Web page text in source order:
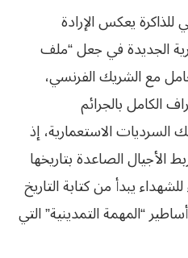
يعكس الإرادة
الجديدة في جعل “ملف
مع الشريك الفرنسي،
الكامل بالجرائم
السرديات الاستعمارية، إذ
الأجيال الصاعدة بتاريخها
يبدأ من كتابة التاريخ
“المهمة التمدينية” التي